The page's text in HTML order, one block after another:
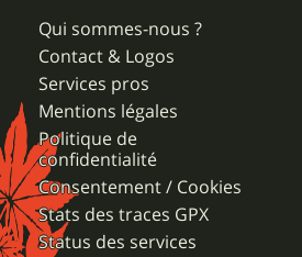
Qui sommes-nous ?
Contact & Logos
Services pros
Mentions légales
Politique de
confidentialité
Consentement / Cookies
Stats des traces GPX
Status des services